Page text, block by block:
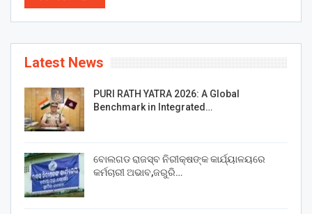
Latest News
PURI RATH YATRA 2026: A Global
Benchmark in Integrated…
ବୋଲଗଡ ରାଜସ୍ବ ନିରୀକ୍ଷଙ୍କ କାର୍ଯ୍ୟାଳୟରେ
କର୍ମଚାରୀ ଅଭାବ,ଜରୁରି…